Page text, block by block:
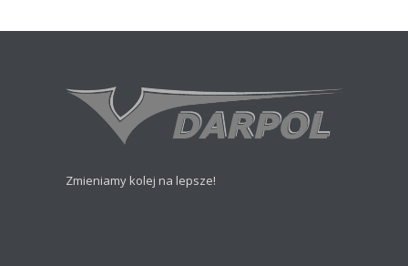
Zmieniamy kolej na lepsze!